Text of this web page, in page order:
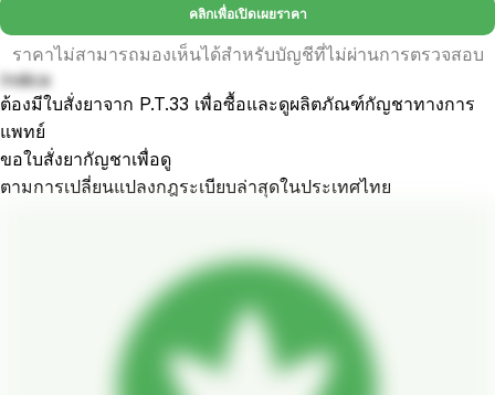
คลิกเพื่อเปิดเผยราคา
ราคาไม่สามารถมองเห็นได้สำหรับบัญชีที่ไม่ผ่านการตรวจสอบ
Indica
ต้องมีใบสั่งยาจาก P.T.33 เพื่อซื้อและดูผลิตภัณฑ์กัญชาทางการ
แพทย์
ขอใบสั่งยากัญชาเพื่อดู
ตามการเปลี่ยนแปลงกฎระเบียบล่าสุดในประเทศไทย